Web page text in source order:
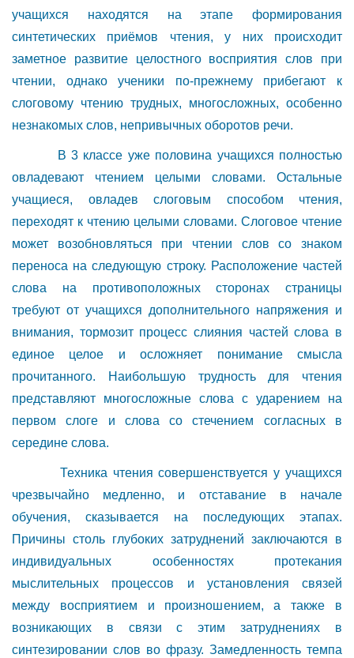
учащихся находятся на этапе формирования
синтетических приёмов чтения, у них происходит
заметное развитие целостного восприятия слов при
чтении, однако ученики по-прежнему прибегают к
слоговому чтению трудных, многосложных, особенно
незнакомых слов, непривычных оборотов речи.
В 3 классе уже половина учащихся полностью
овладевают чтением целыми словами. Остальные
учащиеся, овладев слоговым способом чтения,
переходят к чтению целыми словами. Слоговое чтение
может возобновляться при чтении слов со знаком
переноса на следующую строку. Расположение частей
слова на противоположных сторонах страницы
требуют от учащихся дополнительного напряжения и
внимания, тормозит процесс слияния частей слова в
единое целое и осложняет понимание смысла
прочитанного. Наибольшую трудность для чтения
представляют многосложные слова с ударением на
первом слоге и слова со стечением согласных в
середине слова.
Техника чтения совершенствуется у учащихся
чрезвычайно медленно, и отставание в начале
обучения, сказывается на последующих этапах.
Причины столь глубоких затруднений заключаются в
индивидуальных особенностях протекания
мыслительных процессов и установления связей
между восприятием и произношением, а также в
возникающих в связи с этим затруднениях в
синтезировании слов во фразу. Замедленность темпа